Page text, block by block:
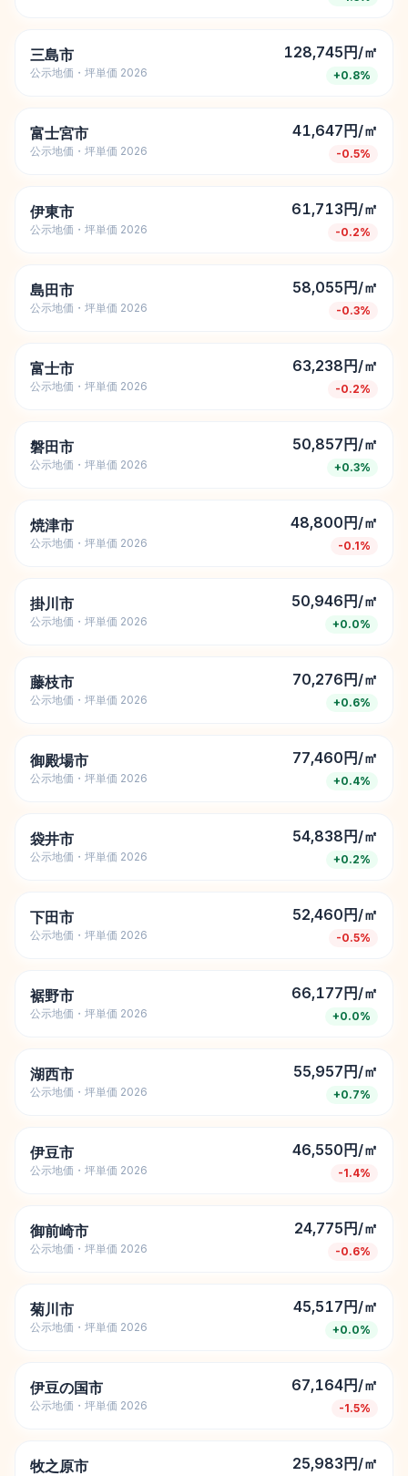
三島市
公示地価・坪単価 2026
128,745円/㎡
+0.8%
富士宮市
公示地価・坪単価 2026
41,647円/㎡
-0.5%
伊東市
公示地価・坪単価 2026
61,713円/㎡
-0.2%
島田市
公示地価・坪単価 2026
58,055円/㎡
-0.3%
富士市
公示地価・坪単価 2026
63,238円/㎡
-0.2%
磐田市
公示地価・坪単価 2026
50,857円/㎡
+0.3%
焼津市
公示地価・坪単価 2026
48,800円/㎡
-0.1%
掛川市
公示地価・坪単価 2026
50,946円/㎡
+0.0%
藤枝市
公示地価・坪単価 2026
70,276円/㎡
+0.6%
御殿場市
公示地価・坪単価 2026
77,460円/㎡
+0.4%
袋井市
公示地価・坪単価 2026
54,838円/㎡
+0.2%
下田市
公示地価・坪単価 2026
52,460円/㎡
-0.5%
裾野市
公示地価・坪単価 2026
66,177円/㎡
+0.0%
湖西市
公示地価・坪単価 2026
55,957円/㎡
+0.7%
伊豆市
公示地価・坪単価 2026
46,550円/㎡
-1.4%
御前崎市
公示地価・坪単価 2026
24,775円/㎡
-0.6%
菊川市
公示地価・坪単価 2026
45,517円/㎡
+0.0%
伊豆の国市
公示地価・坪単価 2026
67,164円/㎡
-1.5%
牧之原市 25,983円/㎡